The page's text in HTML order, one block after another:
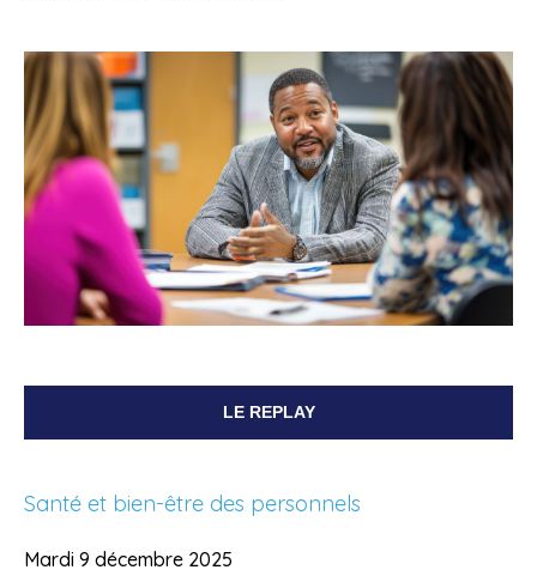
LE REPLAY
Santé et bien-être des personnels
Mardi 9 décembre 2025